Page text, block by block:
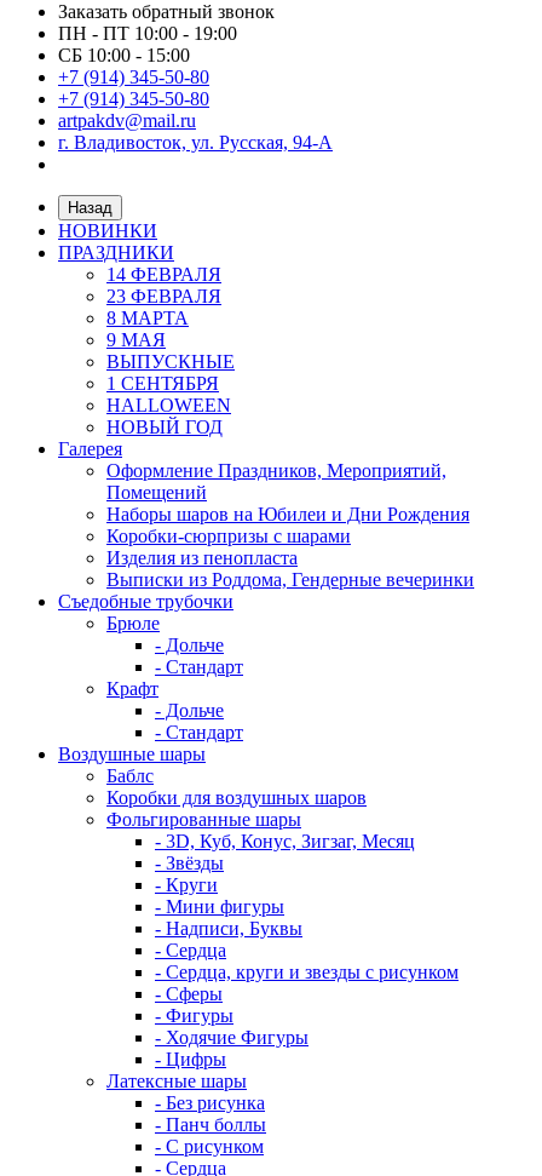
Заказать обратный звонок
ПН - ПТ 10:00 - 19:00
СБ 10:00 - 15:00
+7 (914) 345-50-80
+7 (914) 345-50-80
artpakdv@mail.ru
г. Владивосток, ул. Русская, 94-А
Назад
НОВИНКИ
ПРАЗДНИКИ
14 ФЕВРАЛЯ
23 ФЕВРАЛЯ
8 МАРТА
9 МАЯ
ВЫПУСКНЫЕ
1 СЕНТЯБРЯ
HALLOWEEN
НОВЫЙ ГОД
Галерея
Оформление Праздников, Мероприятий,
Помещений
Наборы шаров на Юбилеи и Дни Рождения
Коробки-сюрпризы с шарами
Изделия из пенопласта
Выписки из Роддома, Гендерные вечеринки
Съедобные трубочки
Брюле
- Дольче
- Стандарт
Крафт
- Дольче
- Стандарт
Воздушные шары
Баблс
Коробки для воздушных шаров
Фольгированные шары
- 3D, Куб, Конус, Зигзаг, Месяц
- Звёзды
- Круги
- Мини фигуры
- Надписи, Буквы
- Сердца
- Сердца, круги и звезды с рисунком
- Сферы
- Фигуры
- Ходячие Фигуры
- Цифры
Латексные шары
- Без рисунка
- Панч боллы
- С рисунком
- Сердца